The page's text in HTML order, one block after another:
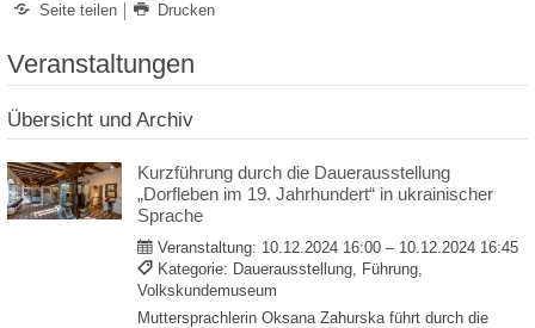
Seite teilen Drucken
Veranstaltungen
Übersicht und Archiv
Kurzführung durch die Dauerausstellung
„Dorfleben im 19. Jahrhundert“ in ukrainischer
Sprache
Veranstaltung: 10.12.2024 16:00 – 10.12.2024 16:45
Kategorie: Dauerausstellung, Führung,
Volkskundemuseum
Muttersprachlerin Oksana Zahurska führt durch die